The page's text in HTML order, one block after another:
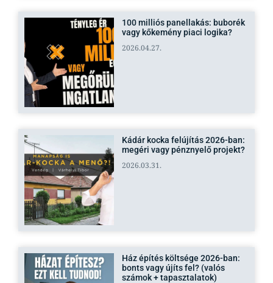
100 milliós panellakás: buborék
vagy kőkemény piaci logika?
2026.04.27.
Kádár kocka felújítás 2026-ban:
megéri vagy pénznyelő projekt?
2026.03.31.
Ház építés költsége 2026-ban:
bonts vagy újíts fel? (valós
számok + tapasztalatok)